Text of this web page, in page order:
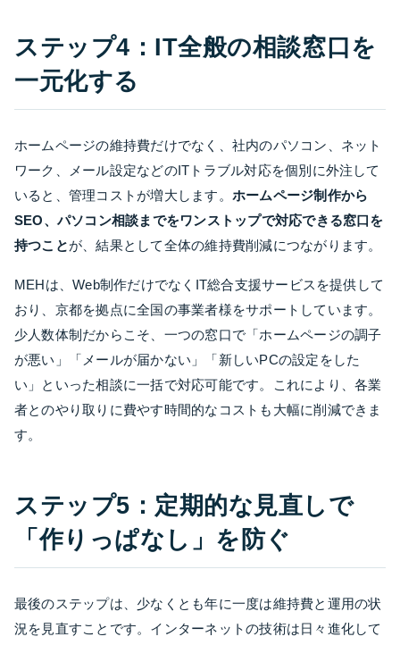
ステップ4：IT全般の相談窓口を
一元化する
ホームページの維持費だけでなく、社内のパソコン、ネット
ワーク、メール設定などのITトラブル対応を個別に外注して
いると、管理コストが増大します。 ホームページ制作から
SEO、パソコン相談までをワンストップで対応できる窓口を
持つことが、結果として全体の維持費削減につながります。
MEHは、Web制作だけでなくIT総合支援サービスを提供して
おり、京都を拠点に全国の事業者様をサポートしています。
少人数体制だからこそ、一つの窓口で「ホームページの調子
が悪い」「メールが届かない」「新しいPCの設定をした
い」といった相談に一括で対応可能です。これにより、各業
者とのやり取りに費やす時間的なコストも大幅に削減できま
す。
ステップ5：定期的な見直しで
「作りっぱなし」を防ぐ
最後のステップは、少なくとも年に一度は維持費と運用の状
況を見直すことです。インターネットの技術は日々進化して